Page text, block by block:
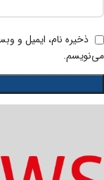
ذخیره نام، ایمیل و
می‌نویسم.